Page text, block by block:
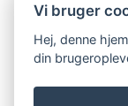
Vi bruger
Hej, denne
din